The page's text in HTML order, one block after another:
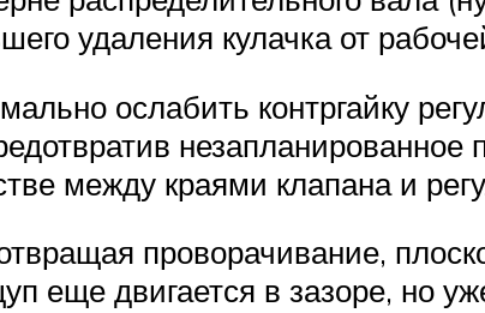
удаления кулачка от
ослабить контргайку
между краями клапана и
проворачивание,
еще двигается в зазоре, но